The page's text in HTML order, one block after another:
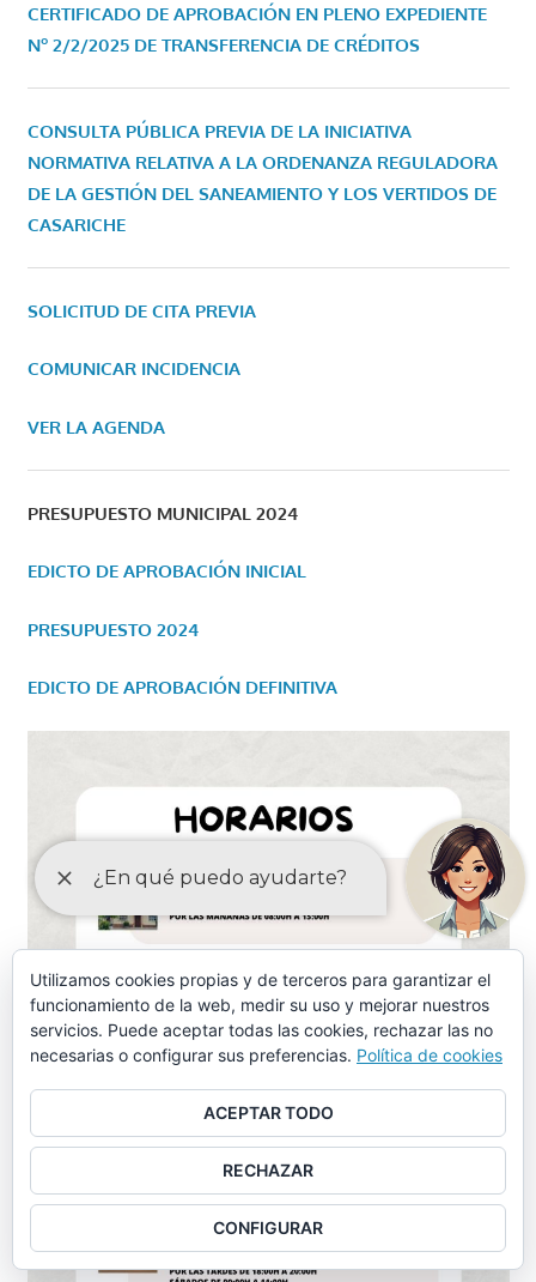
CERTIFICADO DE APROBACIÓN EN PLENO EXPEDIENTE
Nº 2/2/2025 DE TRANSFERENCIA DE CRÉDITOS
CONSULTA PÚBLICA PREVIA DE LA INICIATIVA
NORMATIVA RELATIVA A LA ORDENANZA REGULADORA
DE LA GESTIÓN DEL SANEAMIENTO Y LOS VERTIDOS DE
CASARICHE
SOLICITUD DE CITA PREVIA
COMUNICAR INCIDENCIA
VER LA AGENDA
PRESUPUESTO MUNICIPAL 2024
EDICTO DE APROBACIÓN INICIAL
PRESUPUESTO 2024
EDICTO DE APROBACIÓN DEFINITIVA
Utilizamos cookies propias y de terceros para garantizar el
funcionamiento de la web, medir su uso y mejorar nuestros
servicios. Puede aceptar todas las cookies, rechazar las no
necesarias o configurar sus preferencias. Política de cookies
ACEPTAR TODO
RECHAZAR
CONFIGURAR